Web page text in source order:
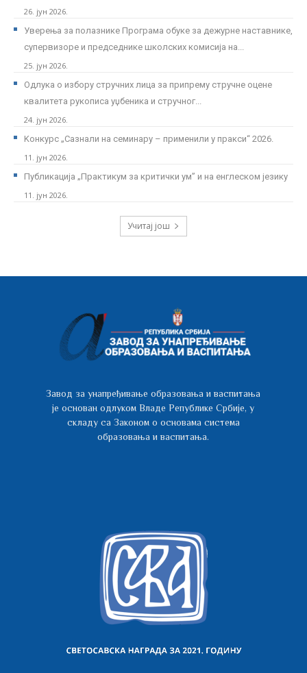
26. јун 2026.
Уверења за полазнике Програмa обуке за дежурне наставнике,
супервизоре и председнике школских комисија на...
25. јун 2026.
Одлука о избору стручних лица за припрему стручне оцене
квалитета рукописа уџбеника и стручног...
24. јун 2026.
Kонкурс „Сазнали на семинару – применили у пракси“ 2026.
11. јун 2026.
Публикација „Практикум за критички ум” и на енглеском језику
11. јун 2026.
Учитај још
Завод за унапређивање образовања и васпитања
је основан одлуком Владе Републике Србије, у
складу са Законом о основама система
образовања и васпитања.